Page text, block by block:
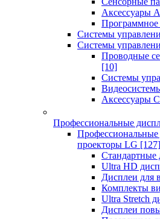
Аксессуары
Программное
Системы
Системы
Проводные
[10]
Системы
Аксессуары
Профессиональные
проекторы LG [127]
Стандартные
Ultra HD
Дисплеи для
Комплекты
Ultra Stretch
Дисплеи